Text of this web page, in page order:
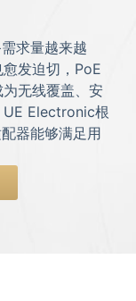
求量越来越
发迫切，PoE
无线覆盖、安
UE Electronic根
器能够满足用